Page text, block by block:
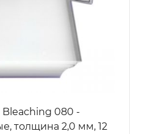
Bleaching 080 -
толщина 2,0 мм, 12